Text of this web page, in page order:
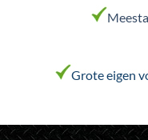
gekozen
de
Grote eigen